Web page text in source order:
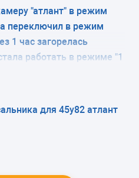
КАМЕРЫ
КАМЕРЫ
"атлант" в режим
переключил в режим
1 час загорелась
работать в режиме "1
и так постоянно, при
для 45у82 атлант